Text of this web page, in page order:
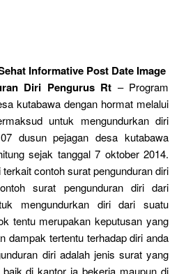
Informative Post Date Image
Diri Pengurus Rt – Program
kutabawa dengan hormat melalui
untuk mengundurkan diri
dusun pejagan desa kutabawa
sejak tanggal 7 oktober 2014.
contoh surat pengunduran diri
surat pengunduran diri dari
mengundurkan diri dari suatu
tentu merupakan keputusan yang
dampak tertentu terhadap diri anda
diri adalah jenis surat yang
di kantor ia bekerja maupun di